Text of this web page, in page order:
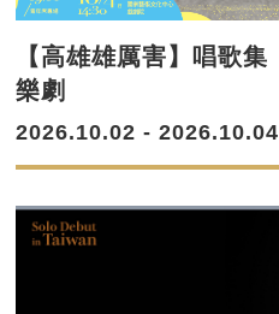
【高雄雄厲害】唱歌
樂劇
2026.10.02 - 2026.10.04